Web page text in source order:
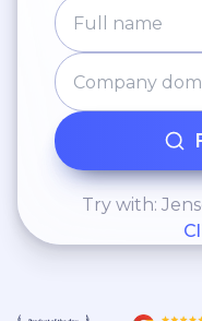
Try with: